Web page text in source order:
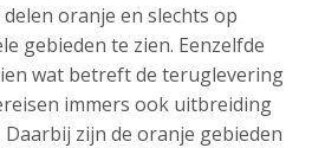
oranje en slechts op
gebieden te zien. Eenzelfde
wat betreft de teruglevering
immers ook uitbreiding
zijn de oranje gebieden